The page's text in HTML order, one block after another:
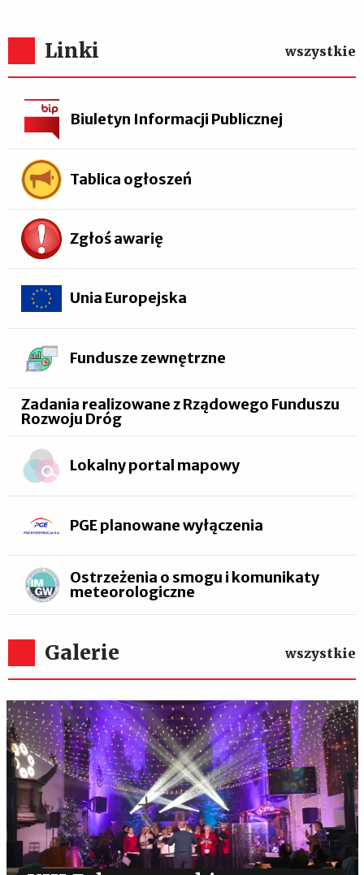
Linki wszystkie
Biuletyn Informacji Publicznej
Tablica ogłoszeń
Zgłoś awarię
Unia Europejska
Fundusze zewnętrzne
Zadania realizowane z Rządowego Funduszu
Rozwoju Dróg
Lokalny portal mapowy
PGE planowane wyłączenia
Ostrzeżenia o smogu i komunikaty
meteorologiczne
Galerie wszystkie